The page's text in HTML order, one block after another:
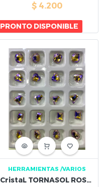
$ 4.200
PRONTO DISPONIBLE
HERRAMIENTAS /VARIOS
CristaL TORNASOL ROSADO